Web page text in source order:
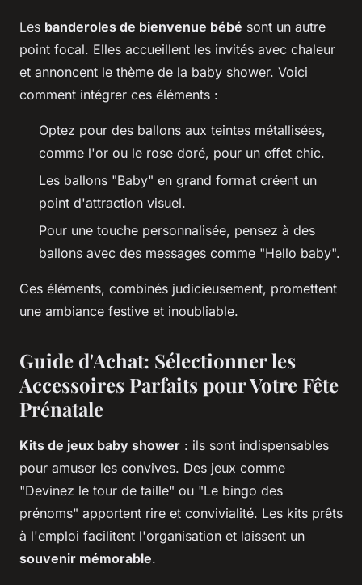
Les banderoles de bienvenue bébé sont un autre
point focal. Elles accueillent les invités avec chaleur
et annoncent le thème de la baby shower. Voici
comment intégrer ces éléments :
Optez pour des ballons aux teintes métallisées,
comme l'or ou le rose doré, pour un effet chic.
Les ballons "Baby" en grand format créent un
point d'attraction visuel.
Pour une touche personnalisée, pensez à des
ballons avec des messages comme "Hello baby".
Ces éléments, combinés judicieusement, promettent
une ambiance festive et inoubliable.
Guide d'Achat: Sélectionner les
Accessoires Parfaits pour Votre Fête
Prénatale
Kits de jeux baby shower : ils sont indispensables
pour amuser les convives. Des jeux comme
"Devinez le tour de taille" ou "Le bingo des
prénoms" apportent rire et convivialité. Les kits prêts
à l'emploi facilitent l'organisation et laissent un
souvenir mémorable.